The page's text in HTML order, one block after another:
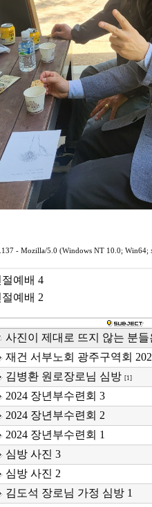
- Mozilla/5.0 (Windows NT 10.0;
예배 4
예배 2
사진이 제대로 뜨지 않는 분들
재건 서부노회 광주구역회
김병환 원로장로님 심방 [1]
2024 장년부수련회 3
2024 장년부수련회 2
2024 장년부수련회 1
심방 사진 3
심방 사진 2
김도석 장로님 가정 심방 1